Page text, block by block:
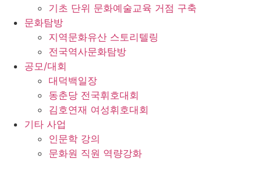
기초 단위 문화예술교육 거점 구축
문화탐방
지역문화유산 스토리텔링
전국역사문화탐방
공모/대회
대덕백일장
동춘당 전국휘호대회
김호연재 여성휘호대회
기타 사업
인문학 강의
문화원 직원 역량강화